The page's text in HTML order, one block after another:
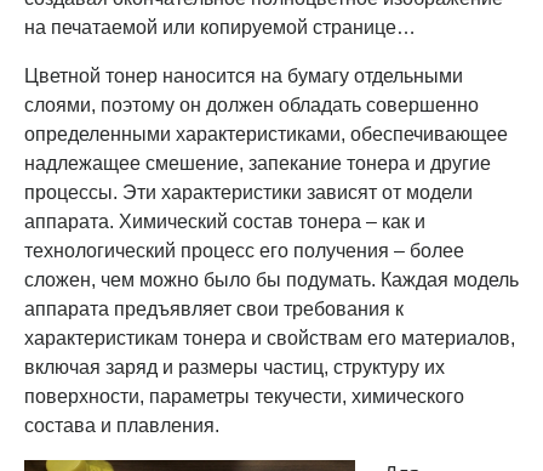
на печатаемой или копируемой странице…
Цветной тонер наносится на бумагу отдельными
слоями, поэтому он должен обладать совершенно
определенными характеристиками, обеспечивающее
надлежащее смешение, запекание тонера и другие
процессы. Эти характеристики зависят от модели
аппарата. Химический состав тонера – как и
технологический процесс его получения – более
сложен, чем можно было бы подумать. Каждая модель
аппарата предъявляет свои требования к
характеристикам тонера и свойствам его материалов,
включая заряд и размеры частиц, структуру их
поверхности, параметры текучести, химического
состава и плавления.